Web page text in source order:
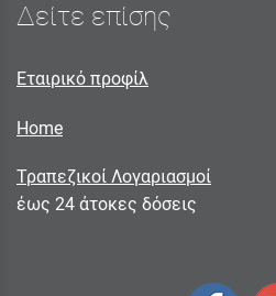
Δείτε επίσης
Εταιρικό προφίλ
Home
Τραπεζικοί Λογαριασμοί
έως 24 άτοκες δόσεις